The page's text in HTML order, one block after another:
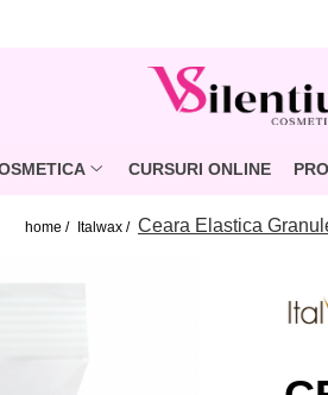
CURSURI ONLINE
home / Italwax / Ceara Elastica